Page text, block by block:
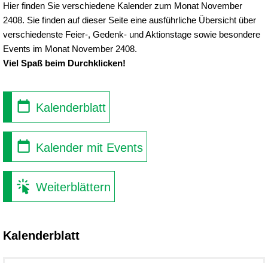
Hier finden Sie verschiedene Kalender zum Monat November
2408. Sie finden auf dieser Seite eine ausführliche Übersicht über
verschiedenste Feier-, Gedenk- und Aktionstage sowie besondere
Events im Monat November 2408.
Viel Spaß beim Durchklicken!
Kalenderblatt
Kalender mit Events
Weiterblättern
Kalenderblatt